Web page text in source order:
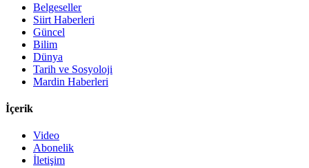
Belgeseller
Siirt Haberleri
Güncel
Bilim
Dünya
Tarih ve Sosyoloji
Mardin Haberleri
İçerik
Video
Abonelik
İletişim